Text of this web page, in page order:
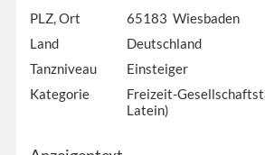
PLZ, Ort
65183 Wiesbaden
Land
Deutschland
Tanzniveau
Einsteiger
Kategorie
Freizeit-
Latein)